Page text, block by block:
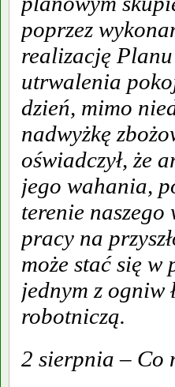
poprzez
realizację
utrwalenia
dzień, mimo
nadwyżkę
oświadczył, że
jego wahania,
terenie naszego
pracy na
może stać się w
jednym z ogniw
robotniczą.
2 sierpnia – Co